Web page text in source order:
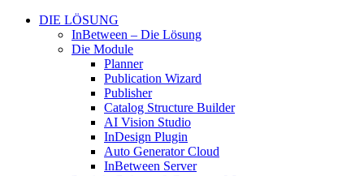
DIE LÖSUNG
InBetween – Die Lösung
Die Module
Planner
Publication Wizard
Publisher
Catalog Structure Builder
AI Vision Studio
InDesign Plugin
Auto Generator Cloud
InBetween Server